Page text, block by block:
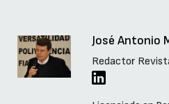
José Antonio
Redactor